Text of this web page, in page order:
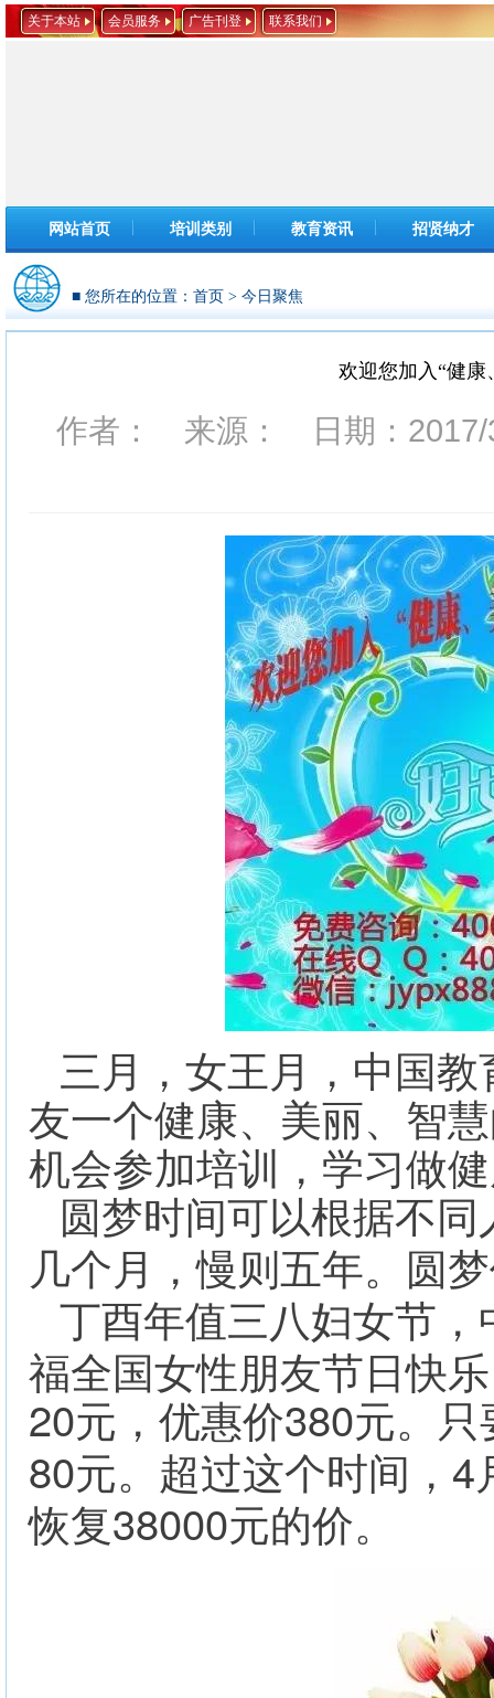
关于本站 会员服务 广告刊登 联系我们
网站首页 培训类别 教育资讯 招贤纳才
■ 您所在的位置： 首页 > 今日聚焦
欢迎您加入“健康
作者： 来源： 日期：
三月，女王月，中国
友一个健康、美丽、智
机会参加培训，学习做
圆梦时间可以根据不
几个月，慢则五年。圆
丁酉年值三八妇女节
福全国女性朋友节日快
20元，优惠价380元。只
80元。超过这个时间， 4
恢复38000元的价。